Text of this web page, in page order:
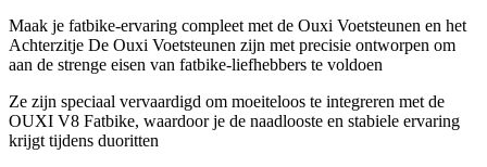
Maak je fatbike-ervaring compleet met de Ouxi Voetsteunen en het
Achterzitje De Ouxi Voetsteunen zijn met precisie ontworpen om
aan de strenge eisen van fatbike-liefhebbers te voldoen
Ze zijn speciaal vervaardigd om moeiteloos te integreren met de
OUXI V8 Fatbike, waardoor je de naadlooste en stabiele ervaring
krijgt tijdens duoritten